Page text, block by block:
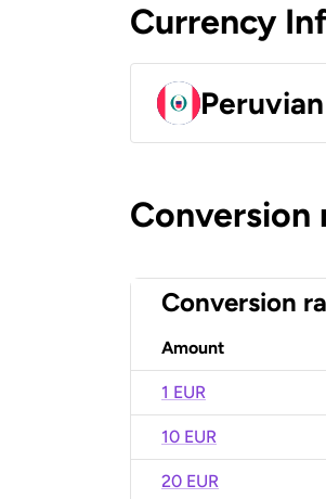
Currency
Conversion
Amount
1 EUR
10 EUR
20 EUR